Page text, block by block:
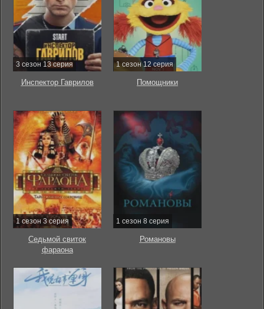
3 сезон 13 серия
Инспектор Гаврилов
1 сезон 12 серия
Помощники
1 сезон 3 серия
Седьмой свиток
фараона
1 сезон 8 серия
Романовы